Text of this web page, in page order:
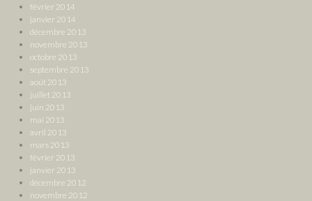
février 2014
janvier 2014
décembre 2013
novembre 2013
octobre 2013
septembre 2013
août 2013
juillet 2013
juin 2013
mai 2013
avril 2013
mars 2013
février 2013
janvier 2013
décembre 2012
novembre 2012